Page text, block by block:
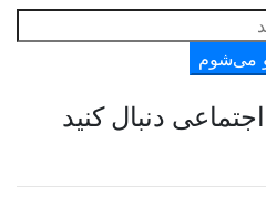
می‌شوم
دنبال کنید